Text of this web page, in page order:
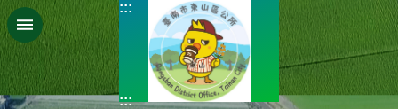
跳到主要內容區塊
:::
:::